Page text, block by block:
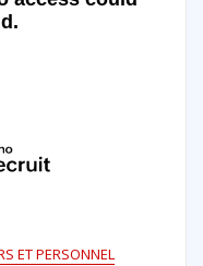
ET PERSONNEL